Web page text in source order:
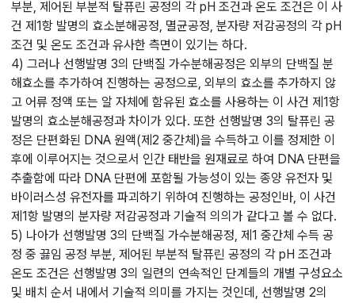
부분, 제어된 부분적 탈퓨린 공정의 각 pH 조건과 온도 조건은 이 사
건 제1항 발명의 효소분해공정, 멸균공정, 분자량 저감공정의 각 pH
조건 및 온도 조건과 유사한 측면이 있기는 하다.
4) 그러나 선행발명 3의 단백질 가수분해공정은 외부의 단백질 분
해효소를 추가하여 진행하는 공정으로, 외부의 효소를 추가하지 않
고 어류 정액 또는 알 자체에 함유된 효소를 사용하는 이 사건 제1항
발명의 효소분해공정과 차이가 있다. 또한 선행발명 3의 탈퓨린 공
정은 단편화된 DNA 원액(제2 중간체)을 수득하고 이를 정제한 이
후에 이루어지는 것으로서 인간 태반을 원재료로 하여 DNA 단편을
추출함에 따라 DNA 단편에 포함될 가능성이 있는 종양 유전자 및
바이러스성 유전자를 파괴하기 위하여 진행하는 공정인바, 이 사건
제1항 발명의 분자량 저감공정과 기술적 의의가 같다고 볼 수 없다.
5) 나아가 선행발명 3의 단백질 가수분해공정, 제1 중간체 수득 공
정 중 끓임 공정 부분, 제어된 부분적 탈퓨린 공정의 각 pH 조건과
온도 조건은 선행발명 3의 일련의 연속적인 단계들의 개별 구성요소
및 배치 순서 내에서 기술적 의미를 가지는 것인데, 선행발명 2의